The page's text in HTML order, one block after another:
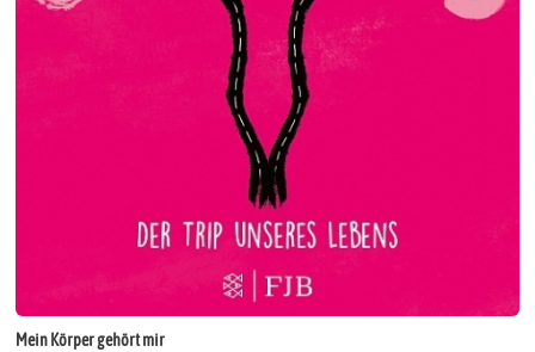
Mein Körper gehört mir